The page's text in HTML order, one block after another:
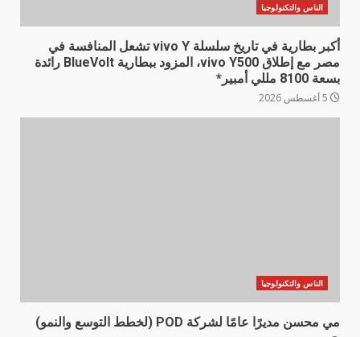
الناس والتكنولوجيا
أكبر بطارية في تاريخ سلسلة vivo Y تشعل المنافسة في
مصر مع إطلاق vivo Y500، المزود ببطارية BlueVolt رائدة
بسعة 8100 مللي أمبير*
الناس والتكنولوجيا
مي محسن مديرًا عامًا لشركة POD (لخطط التوسع والنمو)